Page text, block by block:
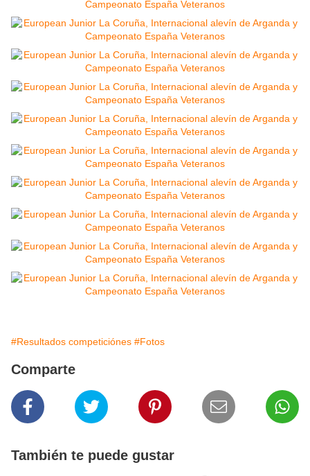
#Resultados competiciónes #Fotos
Comparte
También te puede gustar